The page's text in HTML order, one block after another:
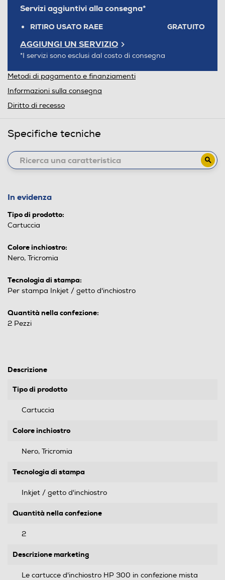
Servizi aggiuntivi alla consegna*
RITIRO USATO RAEE GRATUITO
AGGIUNGI UN SERVIZIO
*I servizi sono esclusi dal costo di consegna
Metodi di pagamento e finanziamenti
Informazioni sulla consegna
Diritto di recesso
Specifiche tecniche
In evidenza
Tipo di prodotto:
Cartuccia
Colore inchiostro:
Nero, Tricromia
Tecnologia di stampa:
Per stampa Inkjet / getto d'inchiostro
Quantità nella confezione:
2 Pezzi
Descrizione
Tipo di prodotto
Cartuccia
Colore inchiostro
Nero, Tricromia
Tecnologia di stampa
Inkjet / getto d'inchiostro
Quantità nella confezione
2
Descrizione marketing
Le cartucce d'inchiostro HP 300 in confezione mista